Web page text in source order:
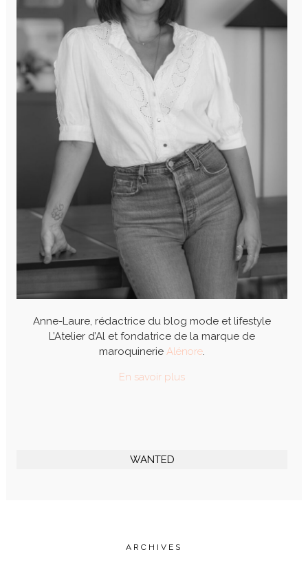
Anne-Laure, rédactrice du blog mode et lifestyle
L’Atelier d’Al et fondatrice de la marque de
maroquinerie Alénore.
En savoir plus
WANTED
ARCHIVES